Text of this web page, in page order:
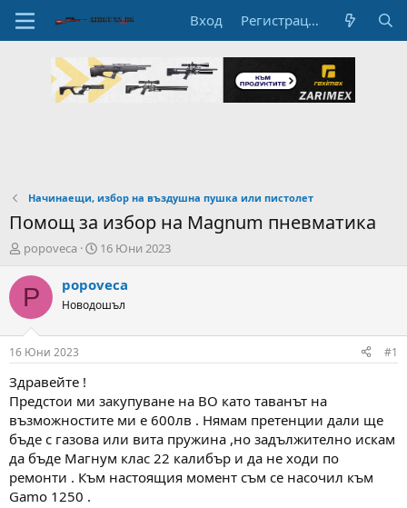
Вход Регистрация
Начинаещи, избор на въздушна пушка или пистолет
Помощ за избор на Magnum пневматика
А
т
о
н
а
т
е
м
а
т
а
popoveca
Н
ч
л
Д
а
16 Юни 2023
P popoveca
Новодошъл
16 Юни 2023 #1
Здравейте !
Предстои ми закупуване на ВО като таванът на
възможностите ми е 600лв . Нямам претенции дали ще
бъде с газова или вита пружина ,но задължително искам
да бъде Магнум клас 22 калибър и да не ходи по
ремонти . Към настоящия момент съм се насочил към
Gamo 1250 .